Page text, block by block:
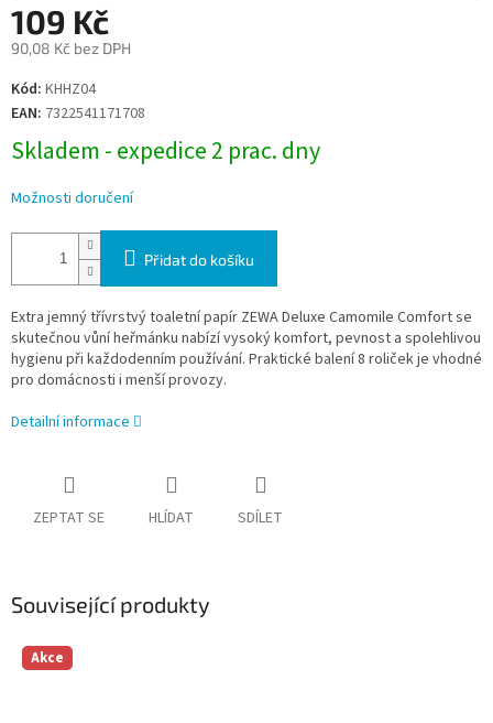
109 Kč
90,08 Kč bez DPH
Měrná
cena:
Kód: KHHZ04
EAN: 7322541171708
Skladem - expedice 2 prac. dny
Možnosti doručení
Přidat do košíku
Extra jemný třívrstvý toaletní papír ZEWA Deluxe Camomile Comfort se
skutečnou vůní heřmánku nabízí vysoký komfort, pevnost a spolehlivou
hygienu při každodenním používání. Praktické balení 8 roliček je vhodné
pro domácnosti i menší provozy.
Detailní informace
ZEPTAT SE HLÍDAT SDÍLET
Související produkty
Akce